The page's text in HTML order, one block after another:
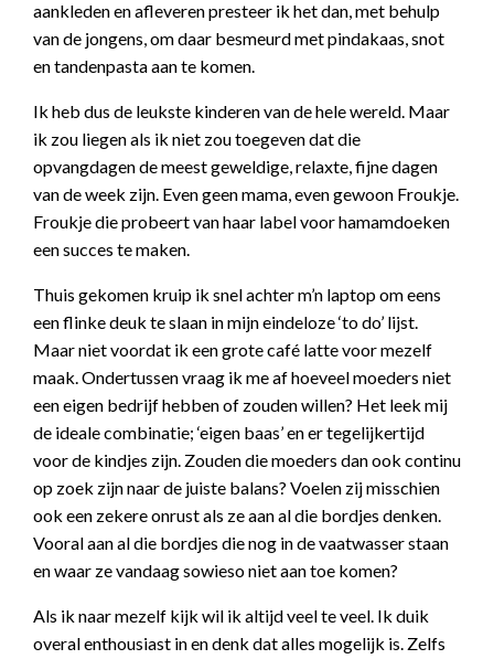
aankleden en afleveren presteer ik het dan, met behulp
van de jongens, om daar besmeurd met pindakaas, snot
en tandenpasta aan te komen.
Ik heb dus de leukste kinderen van de hele wereld. Maar
ik zou liegen als ik niet zou toegeven dat die
opvangdagen de meest geweldige, relaxte, fijne dagen
van de week zijn. Even geen mama, even gewoon Froukje.
Froukje die probeert van haar label voor hamamdoeken
een succes te maken.
Thuis gekomen kruip ik snel achter m’n laptop om eens
een flinke deuk te slaan in mijn eindeloze ‘to do’ lijst.
Maar niet voordat ik een grote café latte voor mezelf
maak. Ondertussen vraag ik me af hoeveel moeders niet
een eigen bedrijf hebben of zouden willen? Het leek mij
de ideale combinatie; ‘eigen baas’ en er tegelijkertijd
voor de kindjes zijn. Zouden die moeders dan ook continu
op zoek zijn naar de juiste balans? Voelen zij misschien
ook een zekere onrust als ze aan al die bordjes denken.
Vooral aan al die bordjes die nog in de vaatwasser staan
en waar ze vandaag sowieso niet aan toe komen?
Als ik naar mezelf kijk wil ik altijd veel te veel. Ik duik
overal enthousiast in en denk dat alles mogelijk is. Zelfs